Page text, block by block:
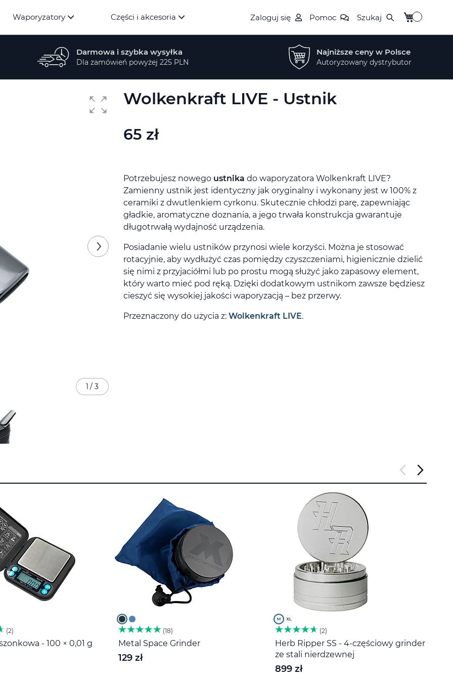
Waporyzatory Części i akcesoria Zaloguj się Pomoc Szukaj Mój koszyk
Darmowa i szybka wysyłka
Dla zamówień powyżej 225 PLN
Najniższe ceny w Polsce
Autoryzowany dystrybutor
Wolkenkraft LIVE - Ustnik
65 zł
Potrzebujesz nowego ustnika do waporyzatora Wolkenkraft LIVE?
Zamienny ustnik jest identyczny jak oryginalny i wykonany jest w 100% z
ceramiki z dwutlenkiem cyrkonu. Skutecznie chłodzi parę, zapewniając
gładkie, aromatyczne doznania, a jego trwała konstrukcja gwarantuje
długotrwałą wydajność urządzenia.
Posiadanie wielu ustników przynosi wiele korzyści. Można je stosować
rotacyjnie, aby wydłużyć czas pomiędzy czyszczeniami, higienicznie dzielić
się nimi z przyjaciółmi lub po prostu mogą służyć jako zapasowy element,
który warto mieć pod ręką. Dzięki dodatkowym ustnikom zawsze będziesz
cieszyć się wysokiej jakości waporyzacją – bez przerwy.
Przeznaczony do użycia z: Wolkenkraft LIVE.
1 / 3
2
- 100 × 0,01 g
18
Metal Space Grinder
129 zł
2
Herb Ripper SS - 4-częściowy grinder
ze stali nierdzewnej
899 zł